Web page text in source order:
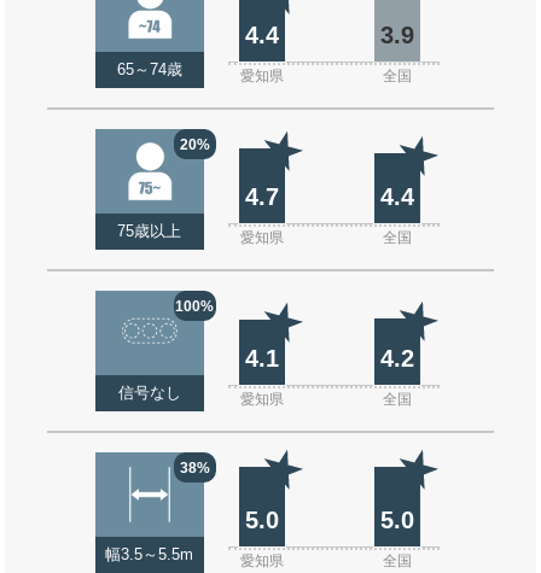
65～74歳
4.4 3.9
愛知県 全国
20%
75歳以上
4.7 4.4
愛知県 全国
100%
信号なし
4.1 4.2
愛知県 全国
38%
幅3.5～5.5m
5.0 5.0
愛知県 全国